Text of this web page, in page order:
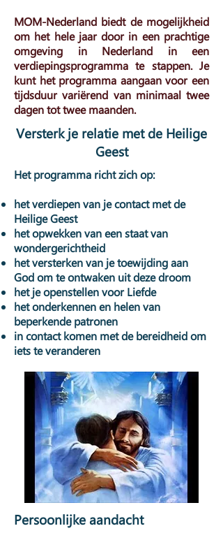
MOM-Nederland biedt de mogelijkheid
om het hele jaar door in een prachtige
omgeving in Nederland in een
verdiepingsprogramma te stappen. Je
kunt het programma aangaan voor een
tijdsduur variërend van minimaal twee
dagen tot twee maanden.
Versterk je relatie met de Heilige
Geest
Het programma richt zich op:
het verdiepen van je contact met de
Heilige Geest
het opwekken van een staat van
wondergerichtheid
het versterken van je toewijding aan
God om te ontwaken uit deze droom
het je openstellen voor Liefde
het onderkennen en helen van
beperkende patronen
in contact komen met de bereidheid om
iets te veranderen
Persoonlijke aandacht